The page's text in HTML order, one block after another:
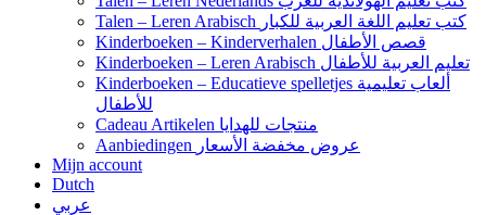
Talen – Leren Arabisch كتب تعليم اللغة العربية للكبار
Kinderboeken – Kinderverhalen قصص الأطفال
Kinderboeken – Leren Arabisch تعليم العربية للأطفال
Kinderboeken – Educatieve spelletjes ألعاب تعليمية
للأطفال
Cadeau Artikelen منتجات للهدايا
Aanbiedingen عروض مخفضة الأسعار
Mijn account
Dutch
عربي